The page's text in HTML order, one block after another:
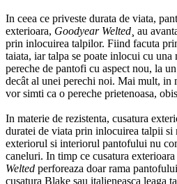
In ceea ce priveste durata de viata,
exterioara, Goodyear Welted ¸ au
prin inlocuirea talpilor. Fiind facuta
taiata, iar talpa se poate inlocui cu una
pereche de pantofi cu aspect nou, la
decât al unei perechi noi. Mai mult, in
vor simti ca o pereche prietenoasa,
In materie de rezistenta, cusatura
duratei de viata prin inlocuirea talpii si
exteriorul si interiorul pantofului nu
caneluri. In timp ce cusatura
Welted perforeaza doar rama
cusatura Blake sau italieneasca leaga